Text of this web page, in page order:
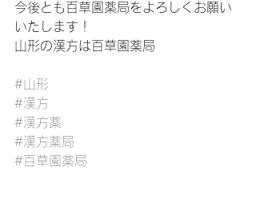
今後とも百草園薬局をよろしくお願い
いたします！
山形の漢方は百草園薬局
#山形
#漢方
#漢方薬
#漢方薬局
#百草園薬局